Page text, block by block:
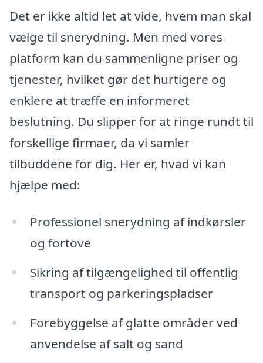
Det er ikke altid let at vide, hvem man skal
vælge til snerydning. Men med vores
platform kan du sammenligne priser og
tjenester, hvilket gør det hurtigere og
enklere at træffe en informeret
beslutning. Du slipper for at ringe rundt til
forskellige firmaer, da vi samler
tilbuddene for dig. Her er, hvad vi kan
hjælpe med:
Professionel snerydning af indkørsler
og fortove
Sikring af tilgængelighed til offentlig
transport og parkeringspladser
Forebyggelse af glatte områder ved
anvendelse af salt og sand